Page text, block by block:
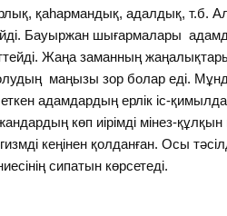
қаһармандық, адалдық, т.б.
Бауыржан шығармалары
Жаңа заманның
маңызы зор болар еді.
адамдардың ерлік іс-
көп иірімді мінез-құлқын
кеңінен қолданған. Осы
сипатын көрсетеді.